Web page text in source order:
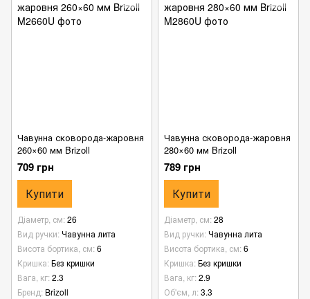
Чавунна сковорода-жаровня
260×60 мм Brizoll
709 грн
Купити
Діаметр, см 26
Вид ручки Чавунна лита
Висота бортика, см 6
Кришка Без кришки
Вага, кг 2.3
Бренд Brizoll
Чавунна сковорода-жаровня
280×60 мм Brizoll
789 грн
Купити
Діаметр, см 28
Вид ручки Чавунна лита
Висота бортика, см 6
Кришка Без кришки
Вага, кг 2.9
Об'єм, л 3.3